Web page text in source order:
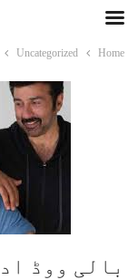
Home
Uncategorized
بالی ووڈ